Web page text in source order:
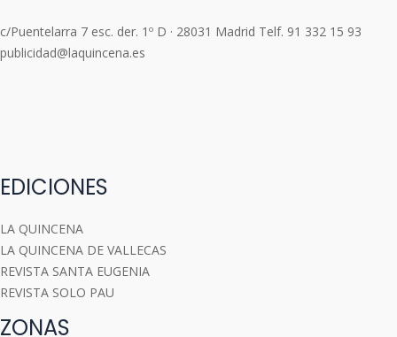
c/Puentelarra 7 esc. der. 1º D · 28031 Madrid Telf. 91 332 15 93
publicidad@laquincena.es
EDICIONES
LA QUINCENA
LA QUINCENA DE VALLECAS
REVISTA SANTA EUGENIA
REVISTA SOLO PAU
ZONAS